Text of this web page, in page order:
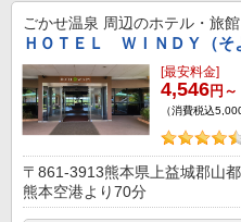
ごかせ温泉 周辺のホテル・旅館
ＨＯＴＥＬ ＷＩＮＤＹ（そ
[最安料金]
4,546円～
（消費税込5,000
〒861-3913熊本県上益城郡山
熊本空港より70分